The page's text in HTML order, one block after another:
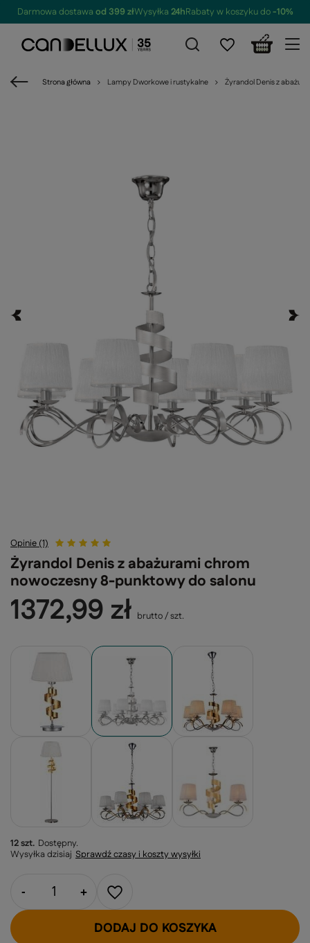
Darmowa dostawa od 399 złWysyłka 24hRabaty w koszyku do-10%
Strona główna Lampy Dworkowe i rustykalne Żyrandol Denis z
Opinie (1)
Żyrandol Denis z abażurami chrom
nowoczesny 8-punktowy do salonu
12 szt. Dostępny
Wysyłka dzisiaj Sprawdź czasy i koszty wysyłki
1372,99 zł brutto/szt.
- +
DODAJ DO KOSZYKA